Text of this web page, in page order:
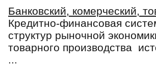
Банковский, комерческий,
Кредитно-финансовая
структур рыночной
товарного производства
...